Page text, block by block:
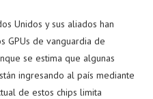
Unidos y sus aliados han
GPUs de vanguardia de
se estima que algunas
ingresando al país mediante
de estos chips limita